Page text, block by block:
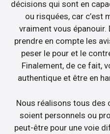
décisions qui sont en
ou risquées, car c’est
vraiment vous épanouir.
prendre en compte les
peser le pour et le
Finalement, de ce fait,
authentique et être en
Nous réalisons tous des
soient personnels ou
peut-être pour une voie